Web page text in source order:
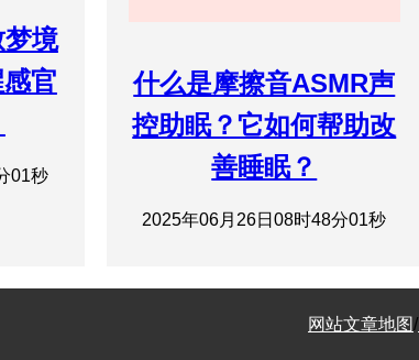
梦境
官
01秒
什么是摩擦音ASMR声
控助眠？它如何帮助改
善睡眠？
2025年06月26日08时48分01秒
网站文章地图/